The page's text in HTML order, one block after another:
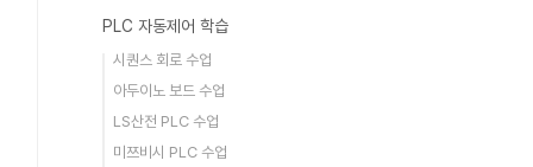
PLC 자동제어 학습
시퀀스 회로 수업
아두이노 보드 수업
LS산전 PLC 수업
미쯔비시 PLC 수업